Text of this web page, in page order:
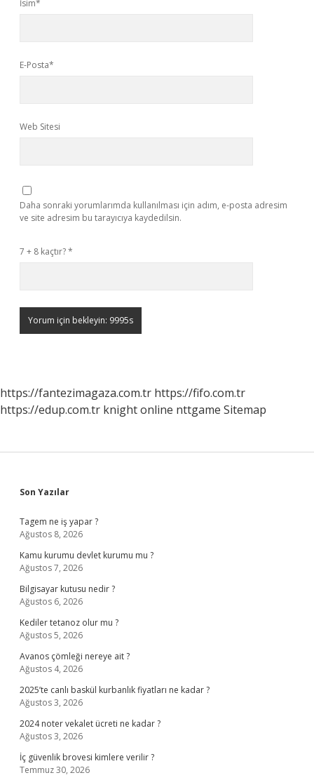
İsim*
E-Posta*
Web Sitesi
Daha sonraki yorumlarımda kullanılması için adım, e-posta adresim
ve site adresim bu tarayıcıya kaydedilsin.
7 + 8 kaçtır?*
https://fantezimagaza.com.tr https://fifo.com.tr
https://edup.com.tr knight online nttgame Sitemap
Sidebar
Son Yazılar
Tagem ne iş yapar ?
Ağustos 8, 2026
Kamu kurumu devlet kurumu mu ?
Ağustos 7, 2026
Bilgisayar kutusu nedir ?
Ağustos 6, 2026
Kediler tetanoz olur mu ?
Ağustos 5, 2026
Avanos çömleği nereye ait ?
Ağustos 4, 2026
2025’te canlı baskül kurbanlık fiyatları ne kadar ?
Ağustos 3, 2026
2024 noter vekalet ücreti ne kadar ?
Ağustos 3, 2026
İç güvenlik brovesi kimlere verilir ?
Temmuz 30, 2026